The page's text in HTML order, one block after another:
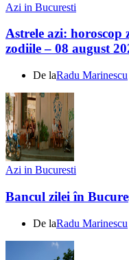
Azi in Bucuresti
Astrele azi: horoscop
zodiile – 08 august
De laRadu Marinescu
Azi in Bucuresti
Bancul zilei în
De laRadu Marinescu